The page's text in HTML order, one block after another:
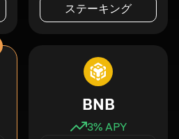
ステーキング
BNB
3% APY